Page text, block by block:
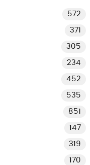
572
371
305
234
452
535
851
147
319
170